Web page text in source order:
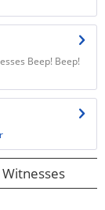
Beep! Beep!